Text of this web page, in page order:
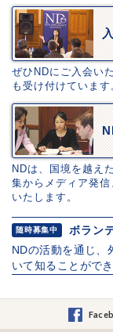
ぜひNDにご入会い
も受け付けています
NDは、国境を越え
集からメディア発
いたします。
随時募集中
ボラン
NDの活動を通じ、
いて知ることができ